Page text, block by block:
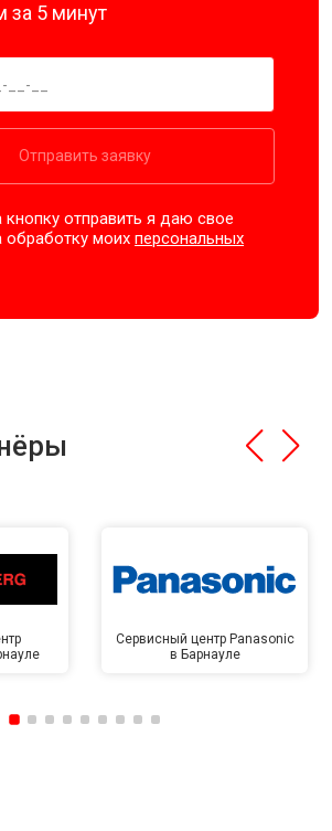
за 5 минут
Отправить заявку
отправить я даю свое
обработку моихперсональных
Сервисный центр Panasonic
в Барнауле